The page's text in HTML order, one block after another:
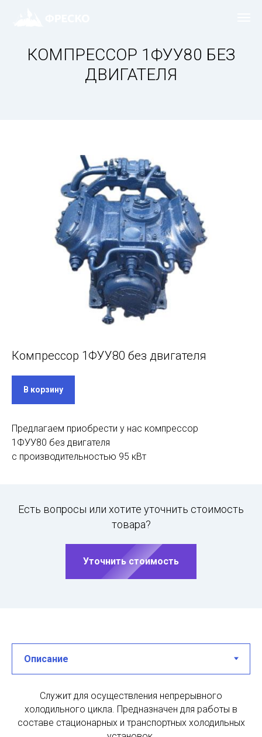
КОМПРЕССОР 1ФУУ80 БЕЗ
ДВИГАТЕЛЯ
Компрессор 1ФУУ80 без двигателя
В корзину
Предлагаем приобрести у нас компрессор
1ФУУ80 без двигателя
с производительностью 95 кВт
Есть вопросы или хотите уточнить стоимость
товара?
Уточнить стоимость
Cлужит для осуществления непрерывного
холодильного цикла. Предназначен для работы в
составе стационарных и транспортных холодильных